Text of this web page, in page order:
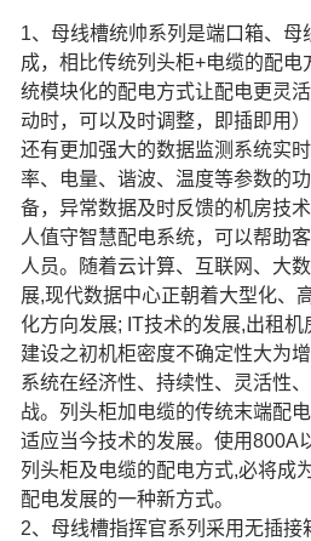
1、母线槽统帅系列是端口箱、母
成，相比传统列头柜+电缆的配电
统模块化的配电方式让配电更灵
动时，可以及时调整，即插即用
还有更加强大的数据监测系统实
率、电量、谐波、温度等参数的
备，异常数据及时反馈的机房技
人值守智慧配电系统，可以帮助
人员。随着云计算、互联网、大
展,现代数据中心正朝着大型化、
化方向发展; IT技术的发展,出租
建设之初机柜密度不确定性大为
系统在经济性、持续性、灵活性
战。列头柜加电缆的传统末端配
适应当今技术的发展。使用800A
列头柜及电缆的配电方式,必将成
配电发展的一种新方式。
2、母线槽指挥官系列采用无插接